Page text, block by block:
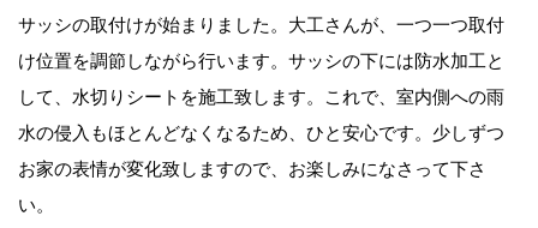
サッシの取付けが始まりました。大工さんが、一つ一つ取付
け位置を調節しながら行います。サッシの下には防水加工と
して、水切りシートを施工致します。これで、室内側への雨
水の侵入もほとんどなくなるため、ひと安心です。少しずつ
お家の表情が変化致しますので、お楽しみになさって下さ
い。